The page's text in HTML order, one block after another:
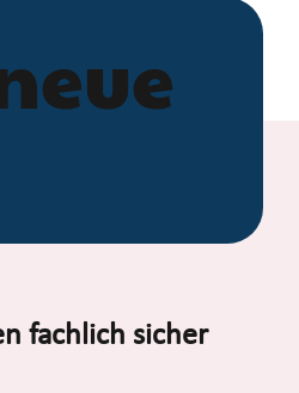
fachlich sicher